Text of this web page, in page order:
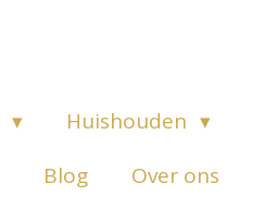
Huishouden
Blog
Over ons